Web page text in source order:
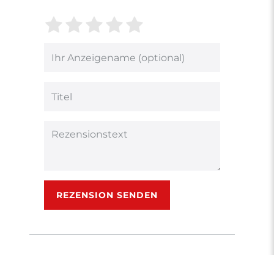
Bewertungssterne
von
4
von
3
2
von
1
von
Bewertungssternen
Anzeigename
Rezensionstext
REZENSION SENDEN